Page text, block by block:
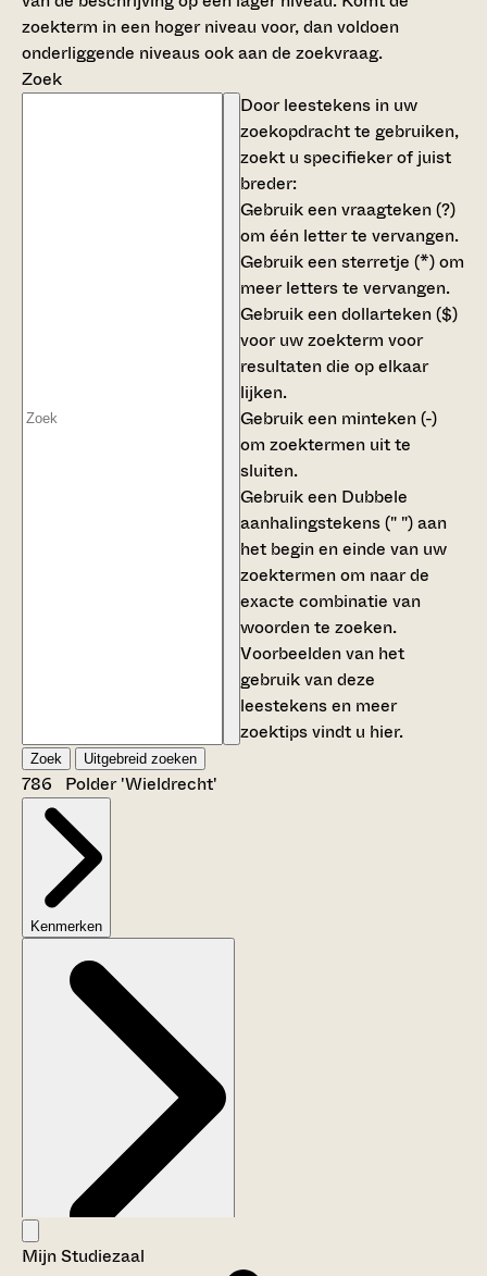
zoekterm in een hoger niveau voor, dan voldoen
onderliggende niveaus ook aan de zoekvraag.
Zoek
Door leestekens in uw
zoekopdracht te gebruiken,
zoekt u specifieker of juist
breder:
Gebruik eenvraagteken (?)
om één letter te vervangen.
Gebruik eensterretje (*)om
meer letters te vervangen.
Gebruik eendollarteken ($)
voor uw zoekterm voor
resultaten die op elkaar
lijken.
Gebruik een minteken (-)
om zoektermen uit te
sluiten.
Gebruik een Dubbele
aanhalingstekens (" ")aan
het begin en einde van uw
zoektermen om naar de
exacte combinatie van
woorden te zoeken.
Voorbeelden van het
gebruik van deze
leestekens en meer
zoektips vindt u hier.
Zoek Uitgebreid zoeken
786 Polder 'Wieldrecht'
Kenmerken
Aanwijzingen voor de gebruiker
Mijn Studiezaal